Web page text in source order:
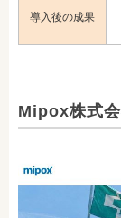
導入後の成果
Mipox株式